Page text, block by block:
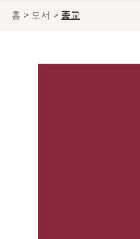
홈 > 도서 > 종교